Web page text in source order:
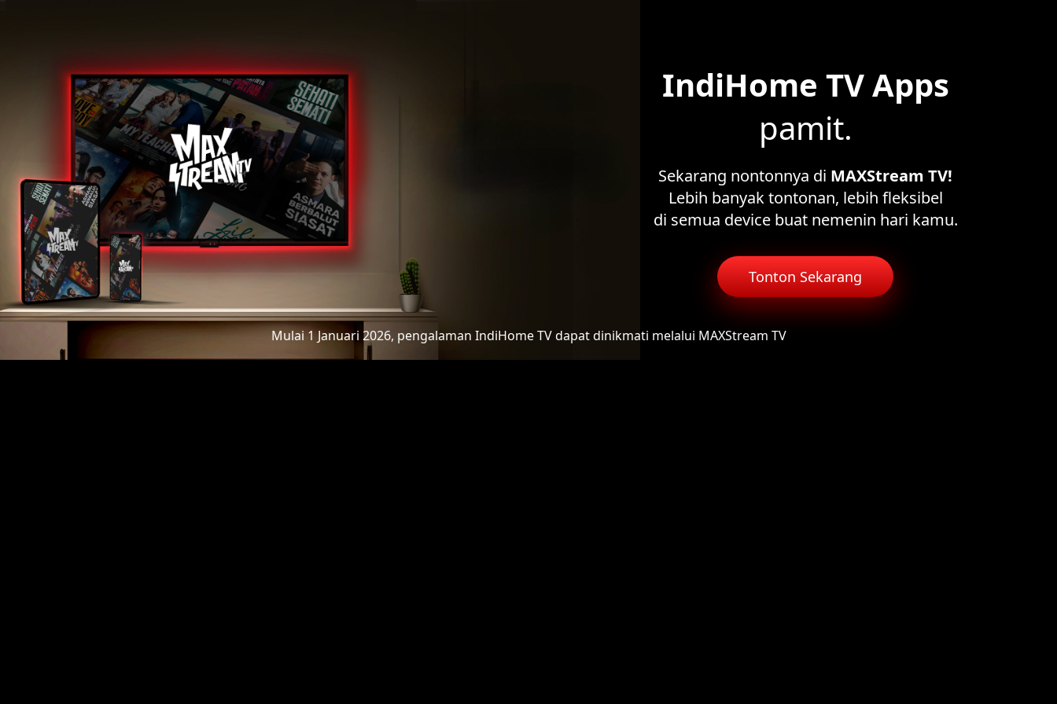
IndiHome TV Apps
pamit.
Sekarang nontonnya di MAXStream TV!
Lebih banyak tontonan, lebih fleksibel
di semua device buat nemenin hari kamu.
Tonton Sekarang
Mulai 1 Januari 2026, pengalaman IndiHome TVdapat dinikmati melalui MAXStream TV